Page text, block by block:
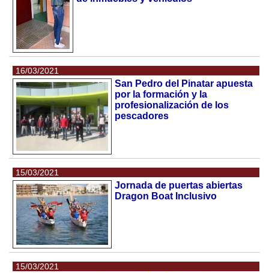
16/03/2021
San Pedro del Pinatar apuesta
por la formación y la
profesionalización de los
pescadores
15/03/2021
Jornada de puertas abiertas
Dragon Boat Inclusivo
15/03/2021